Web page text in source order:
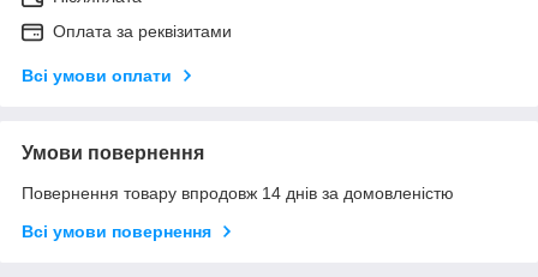
Оплата за реквізитами
Всі умови оплати
Умови повернення
Повернення товару впродовж 14 днів за домовленістю
Всі умови повернення